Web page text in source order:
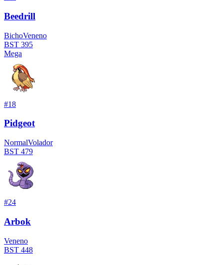
Beedrill
BichoVeneno
BST 395
Mega
#18
Pidgeot
NormalVolador
BST 479
#24
Arbok
Veneno
BST 448